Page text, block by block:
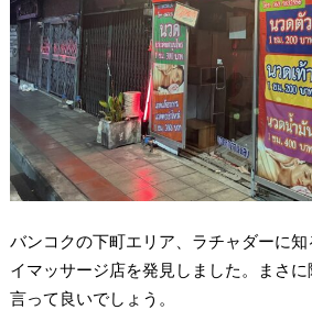
バンコクの下町エリア、ラチャダーに
イマッサージ店を発見しました。まさ
言って良いでしょう。